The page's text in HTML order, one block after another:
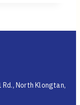
Rd., North Klongtan,